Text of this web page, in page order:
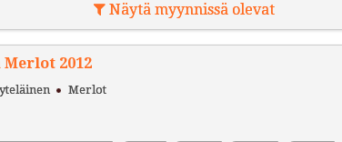
Näytä myynnissä olevat
Merlot 2012
Merlot